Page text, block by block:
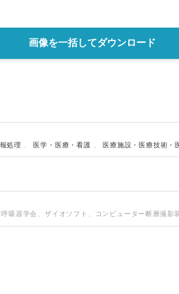
画像を一括してダウンロード
処理 、医学・医療・看護 、医療施設・医療技術・
吸器学会、ザイオソフト、コンピューター断層撮影